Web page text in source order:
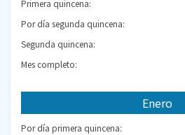
Primera quincena:
Por día segunda quincena:
Segunda quincena:
Mes completo:
Enero
Por día primera quincena: